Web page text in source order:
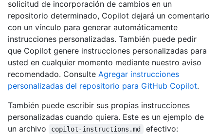
solicitud de incorporación de cambios en un
repositorio determinado, Copilot dejará un comentario
con un vínculo para generar automáticamente
instrucciones personalizadas. También puede pedir
que Copilot genere instrucciones personalizadas para
usted en cualquier momento mediante nuestro aviso
recomendado. Consulte Agregar instrucciones
personalizadas del repositorio para GitHub Copilot.
También puede escribir sus propias instrucciones
personalizadas cuando quiera. Este es un ejemplo de
un archivo
copilot-instructions.md efectivo: